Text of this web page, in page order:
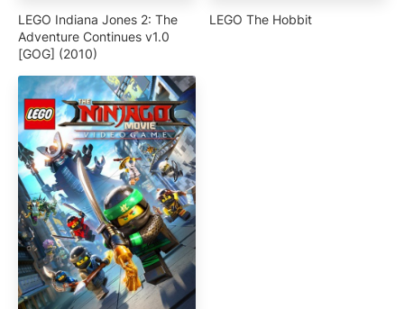
LEGO Indiana Jones 2: The
Adventure Continues v1.0
[GOG] (2010)
LEGO The Hobbit